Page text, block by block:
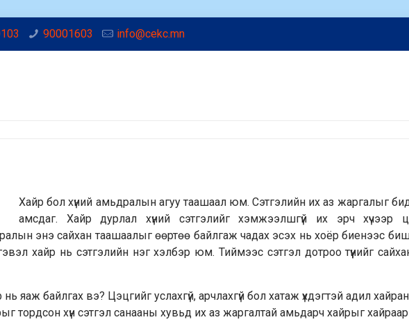
90001603 info@cekc.mn
Хайр бол хүний амьдралын агуу таашаал юм. Сэтгэлийн их аз жаргалыг
амсдаг. Хайр дурлал хүний сэтгэлийг хэмжээлшгүй их эрч хүчээр
энэ сайхан таашаалыг өөртөө байлгаж чадах эсэх нь хоёр биенээс
хайр нь сэтгэлийн нэг хэлбэр юм. Тиймээс сэтгэл дотроо түүнийг
нь яаж байлгах вэ? Цэцгийг услахгүй, арчлахгүй бол хатаж үхдэгтэй адил
тордсон хүн сэтгэл санааны хувьд их аз жаргалтай амьдарч хайрыг